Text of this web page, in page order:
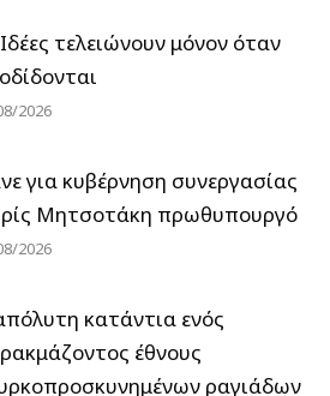
τελειώνουν μόνον όταν
2026
για κυβέρνηση συνεργασίας
Μητσοτάκη πρωθυπουργό
2026
κατάντια ενός
έθνους
ραγιάδων